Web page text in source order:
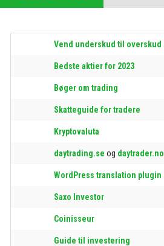
Vend underskud til overskud
Bedste aktier for 2023
Bøger om trading
Skatteguide for tradere
Kryptovaluta
daytrading.se og daytrader.no
WordPress translation plugin
Saxo Investor
Coinisseur
Guide til investering